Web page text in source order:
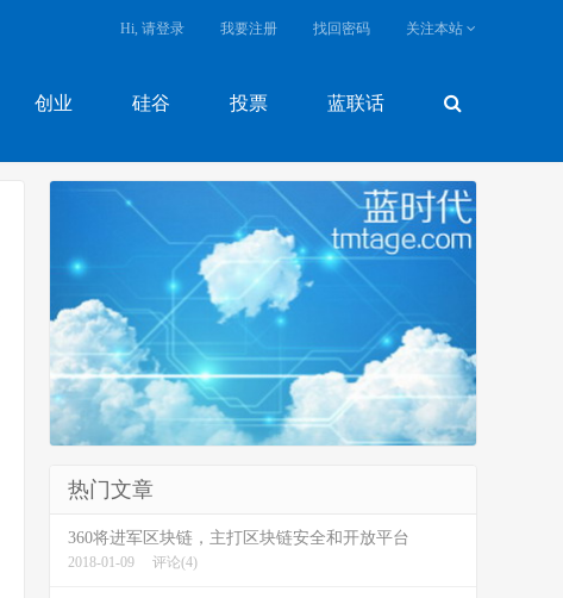
创业 硅谷 投票 蓝联话
Hi, 请登录 我要注册 找回密码 关注本站
热门文章
360将进军区块链，主打区块链安全和开放平台
2018-01-09 评论(4)